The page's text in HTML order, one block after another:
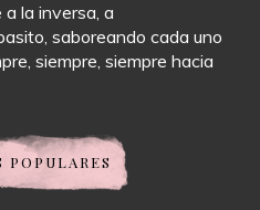
la inversa, a
saboreando cada uno
siempre, siempre hacia
POPULARES